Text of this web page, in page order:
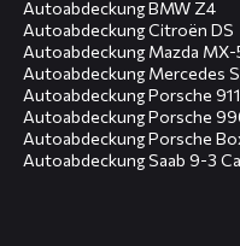
Autoabdeckung BMW Z4
Autoabdeckung Citroën DS
Autoabdeckung Mazda MX-
Autoabdeckung Mercedes
Autoabdeckung Porsche 911
Autoabdeckung Porsche
Autoabdeckung Porsche
Autoabdeckung Saab 9-3